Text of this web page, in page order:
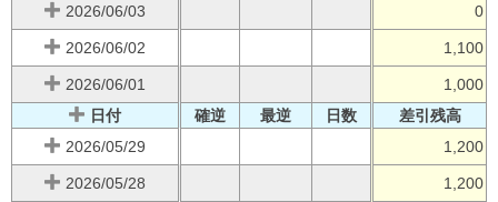
2026/06/03 0
2026/06/02 1,100
2026/06/01
1,000
日付
確逆 最逆 日数
差引残高
2026/05/29
1,200
2026/05/28 1,200